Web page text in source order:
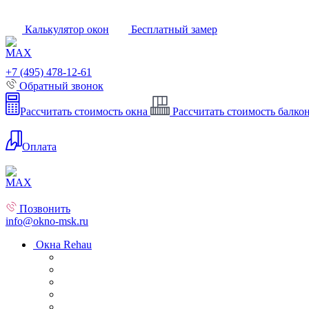
Калькулятор окон Бесплатный замер
+7 (495) 478-12-61
Обратный звонок
Рассчитать стоимость окна Рассчитать стоимость
Оплата
Позвонить
info@okno-msk.ru
Окна Rehau